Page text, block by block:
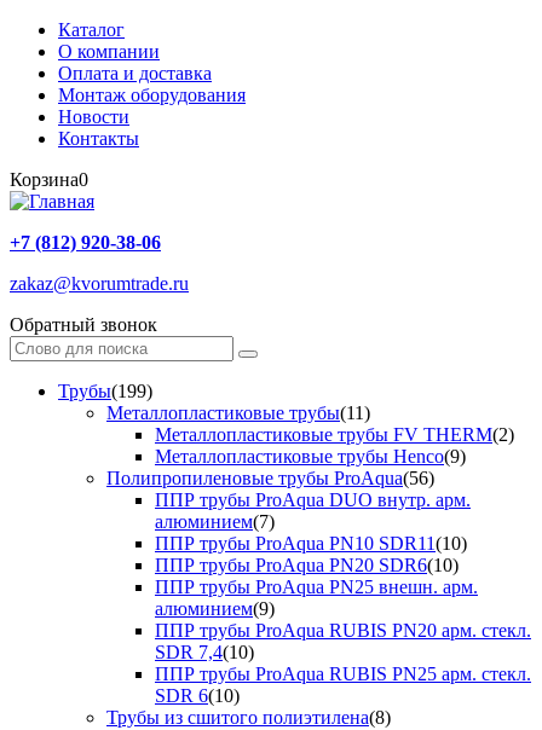
Каталог
О компании
Оплата и доставка
Монтаж оборудования
Новости
Контакты
Корзина0
+7 (812) 920-38-06
zakaz@kvorumtrade.ru
Обратный звонок
Трубы(199)
Металлопластиковые трубы(11)
Металлопластиковые трубы FV THERM(2)
Металлопластиковые трубы Henco(9)
Полипропиленовые трубы ProAqua(56)
ППР трубы ProAqua DUO внутр. арм.
алюминием(7)
ППР трубы ProAqua PN10 SDR11(10)
ППР трубы ProAqua PN20 SDR6(10)
ППР трубы ProAqua PN25 внешн. арм.
алюминием(9)
ППР трубы ProAqua RUBIS PN20 арм. стекл.
SDR 7,4(10)
ППР трубы ProAqua RUBIS PN25 арм. стекл.
SDR 6(10)
Трубы из сшитого полиэтилена(8)